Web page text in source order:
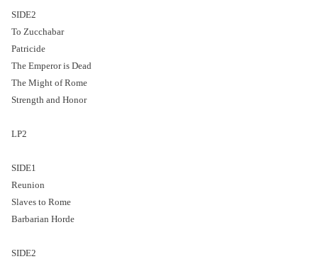
SIDE2
To Zucchabar
Patricide
The Emperor is Dead
The Might of Rome
Strength and Honor
LP2
SIDE1
Reunion
Slaves to Rome
Barbarian Horde
SIDE2